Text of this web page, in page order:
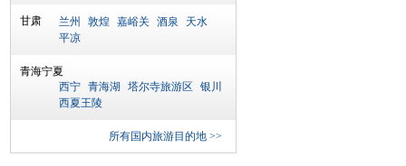
甘肃 兰州 敦煌 嘉峪关 酒泉
天水
平凉
青海宁夏
西宁 青海湖 塔尔寺旅游区
银川
西夏王陵
所有国内旅游目的地 >>